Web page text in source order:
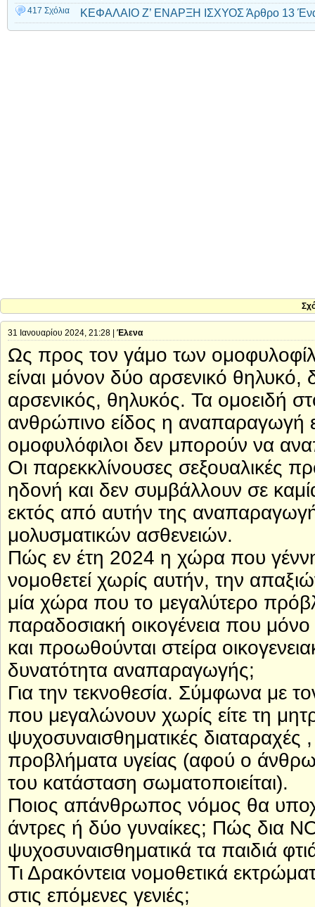
417 Σχόλια ΚΕΦΑΛΑΙΟ Ζ’ ΕΝΑΡΞΗ ΙΣΧΥΟΣ Άρθρο 13
31 Ιανουαρίου 2024, 21:28 | Έλενα
Ως προς τον γάμο των
είναι μόνον δύο αρσενικό
αρσενικός, θηλυκός. Τα ομοειδή
ανθρώπινο είδος η αναπαραγωγή
ομοφυλόφιλοι δεν μπορούν να
Οι παρεκκλίνουσες σεξουαλικές
ηδονή και δεν συμβάλλουν σε
εκτός από αυτήν της
μολυσματικών ασθενειών.
Πώς εν έτη 2024 η χώρα που
νομοθετεί χωρίς αυτήν, την
μία χώρα που το μεγαλύτερο
παραδοσιακή οικογένεια που
και προωθούνται στείρα
δυνατότητα αναπαραγωγής;
Για την τεκνοθεσία. Σύμφωνα με
που μεγαλώνουν χωρίς είτε τη
ψυχοσυναισθηματικές διαταραχές
προβλήματα υγείας (αφού ο
του κατάσταση σωματοποιείται).
Ποιος απάνθρωπος νόμος θα
άντρες ή δύο γυναίκες; Πώς δια
ψυχοσυναισθηματικά τα παιδιά
Τι Δρακόντεια νομοθετικά
στις επόμενες γενιές;